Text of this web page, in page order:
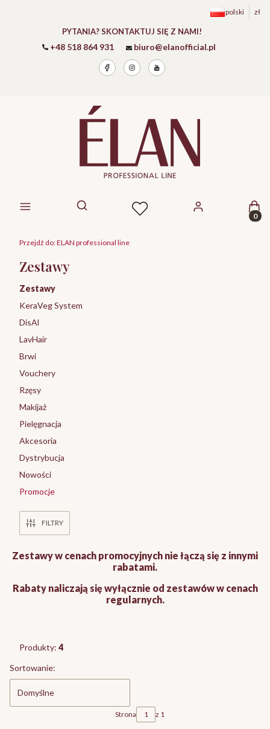
polski zł
PYTANIA? SKONTAKTUJ SIĘ Z NAMI!
+48 518 864 931 biuro@elanofficial.pl
Otwórz wyszukiwarkę
Przejdź do:ELAN professional line
Zestawy
Zestawy
KeraVeg System
DisAl
LavHair
Brwi
Vouchery
Rzęsy
Makijaż
Pielęgnacja
Akcesoria
Dystrybucja
Nowości
Promocje
FILTRY
Zestawy w cenach promocyjnych nie łączą się z innymi
rabatami.
Rabaty naliczają się wyłącznie od zestawów w cenach
regularnych.
Produkty: 4
Lista produktów
Sortowanie:
Domyślne
Strona z 1